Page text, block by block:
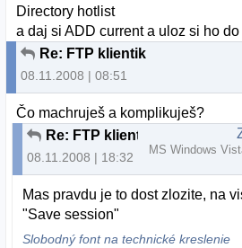
Directory hotlist
a daj si ADD current a uloz si ho
Re: FTP klientik
08.11.2008 | 08:51
Čo machruješ a komplikuješ?
Re: FTP klientik
08.11.2008 | 18:32
MS Windows
Mas pravdu je to dost zlozite, na
"Save session"
Slobodný font na technické kreslenie